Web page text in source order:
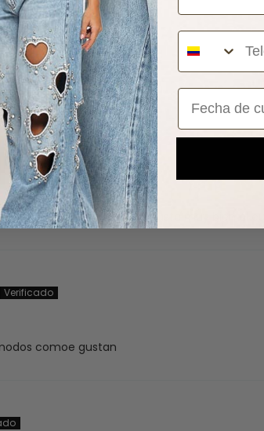
taches super lindo y se ajusta muy bien al
comoe gustan
Your Birthday